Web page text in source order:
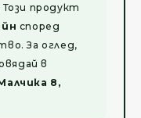
Този продукт
според
За оглед,
в
8,